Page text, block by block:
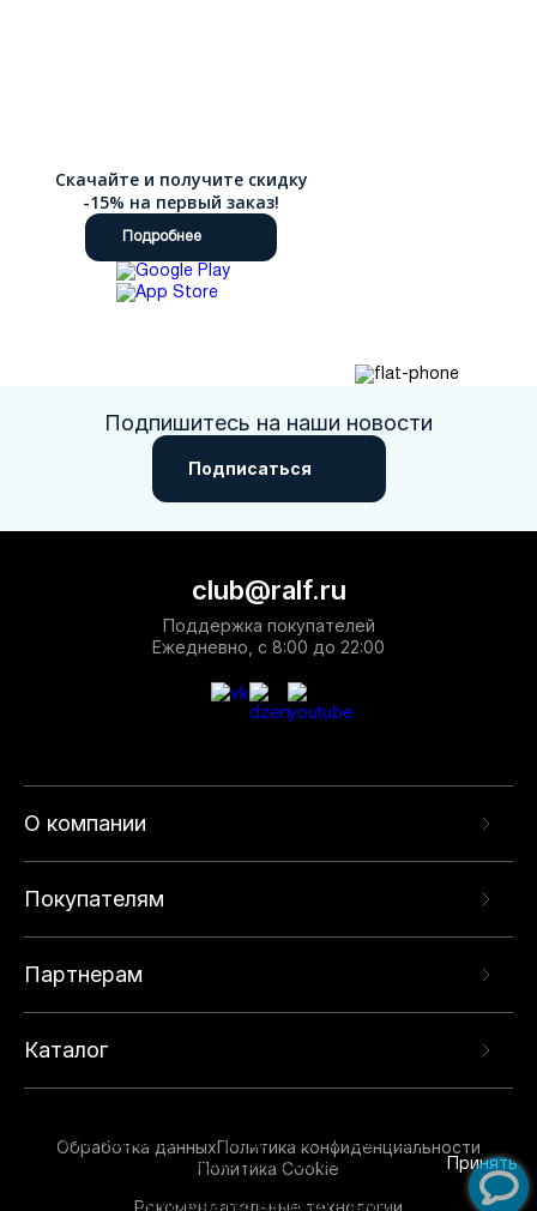
Скачайте и получите скидку
-15% на первый заказ!
Подробнее
Подпишитесь на наши новости
Подписаться
О компании
Покупателям
Партнерам
Каталог
club@ralf.ru
Поддержка покупателей
Ежедневно, с 8:00 до 22:00
Обработка данныхПолитика конфиденциальности
Политика Cookie
Рекомендательные технологии
опыта на нашем сайте. Продолжая использовать
данный сайт, вы соглашаетесь с использованием
Принять